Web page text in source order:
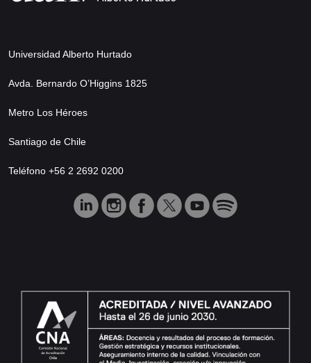
Universidad Alberto Hurtado
Avda. Bernardo O’Higgins 1825
Metro Los Héroes
Santiago de Chile
Teléfono +56 2 2692 0200